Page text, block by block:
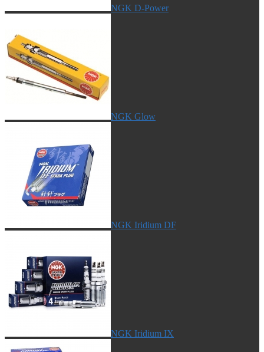
NGK D-Power
NGK Glow
NGK Iridium DF
NGK Iridium IX